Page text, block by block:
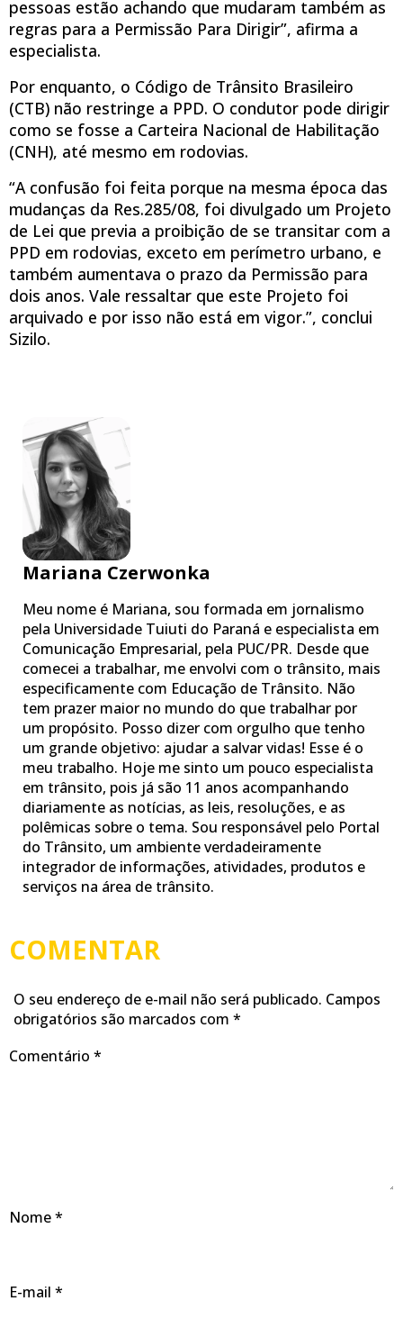
pessoas estão achando que mudaram também as
regras para a Permissão Para Dirigir”, afirma a
especialista.
Por enquanto, o Código de Trânsito Brasileiro
(CTB) não restringe a PPD. O condutor pode dirigir
como se fosse a Carteira Nacional de Habilitação
(CNH), até mesmo em rodovias.
“A confusão foi feita porque na mesma época das
mudanças da Res.285/08, foi divulgado um Projeto
de Lei que previa a proibição de se transitar com a
PPD em rodovias, exceto em perímetro urbano, e
também aumentava o prazo da Permissão para
dois anos. Vale ressaltar que este Projeto foi
arquivado e por isso não está em vigor.”, conclui
Sizilo.
Mariana Czerwonka
Meu nome é Mariana, sou formada em jornalismo
pela Universidade Tuiuti do Paraná e especialista em
Comunicação Empresarial, pela PUC/PR. Desde que
comecei a trabalhar, me envolvi com o trânsito, mais
especificamente com Educação de Trânsito. Não
tem prazer maior no mundo do que trabalhar por
um propósito. Posso dizer com orgulho que tenho
um grande objetivo: ajudar a salvar vidas! Esse é o
meu trabalho. Hoje me sinto um pouco especialista
em trânsito, pois já são 11 anos acompanhando
diariamente as notícias, as leis, resoluções, e as
polêmicas sobre o tema. Sou responsável pelo Portal
do Trânsito, um ambiente verdadeiramente
integrador de informações, atividades, produtos e
serviços na área de trânsito.
COMENTAR
O seu endereço de e-mail não será publicado. Campos
obrigatórios são marcados com *
Comentário *
Nome*
E-mail *